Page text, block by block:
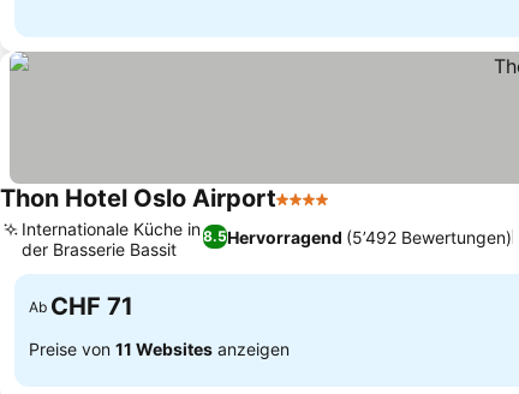
Thon Hotel Oslo Airport4 Sterne
8.5Hervorragend (5’492 Bewertungen)
Internationale Küche in
der Brasserie Bassit
Ab CHF 71
Preise von 11 Websites anzeigen